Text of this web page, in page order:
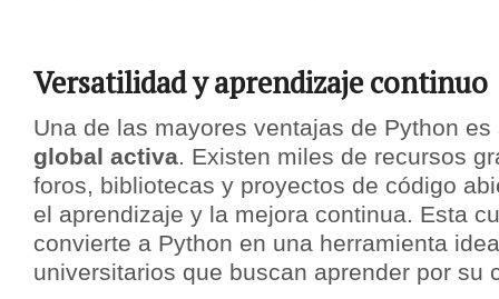
Versatilidad y aprendizaje continuo
Una de las mayores ventajas de Python
global activa. Existen miles de recursos
foros, bibliotecas y proyectos de código
el aprendizaje y la mejora continua. Esta
convierte a Python en una herramienta
universitarios que buscan aprender por su